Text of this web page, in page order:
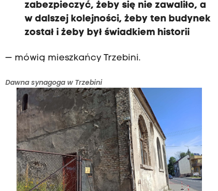
zabezpieczyć, żeby się nie zawaliło, a
w dalszej kolejności, żeby ten budynek
został i żeby był świadkiem historii
— mówią mieszkańcy Trzebini.
Dawna synagoga w Trzebini